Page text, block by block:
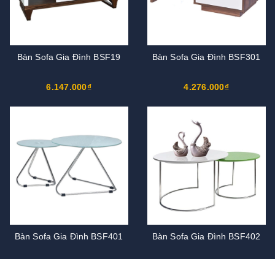
Bàn Sofa Gia Đình BSF19
6.147.000₫
Bàn Sofa Gia Đình BSF301
4.276.000₫
Bàn Sofa Gia Đình BSF401 Bàn Sofa Gia Đình BSF402